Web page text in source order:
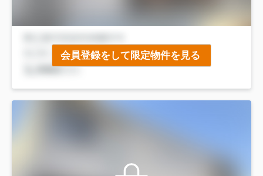
会員登録をして限定物件を見る